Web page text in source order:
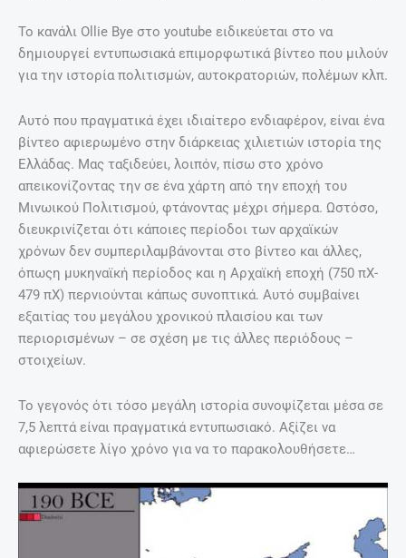
Το κανάλι Ollie Bye στο youtube ειδικεύεται στο να
δημιουργεί εντυπωσιακά επιμορφωτικά βίντεο που μιλούν
για την ιστορία πολιτισμών, αυτοκρατοριών, πολέμων κλπ.
Αυτό που πραγματικά έχει ιδιαίτερο ενδιαφέρον, είναι ένα
βίντεο αφιερωμένο στην διάρκειας χιλιετιών ιστορία της
Ελλάδας. Μας ταξιδεύει, λοιπόν, πίσω στο χρόνο
απεικονίζοντας την σε ένα χάρτη από την εποχή του
Μινωικού Πολιτισμού, φτάνοντας μέχρι σήμερα. Ωστόσο,
διευκρινίζεται ότι κάποιες περίοδοι των αρχαϊκών
χρόνων δεν συμπεριλαμβάνονται στο βίντεο και άλλες,
όπωςη μυκηναϊκή περίοδος και η Αρχαϊκή εποχή (750 πΧ-
479 πΧ) περνιούνται κάπως συνοπτικά. Αυτό συμβαίνει
εξαιτίας του μεγάλου χρονικού πλαισίου και των
περιορισμένων – σε σχέση με τις άλλες περιόδους –
στοιχείων.
Το γεγονός ότι τόσο μεγάλη ιστορία συνοψίζεται μέσα σε
7,5 λεπτά είναι πραγματικά εντυπωσιακό. Αξίζει να
αφιερώσετε λίγο χρόνο για να το παρακολουθήσετε…